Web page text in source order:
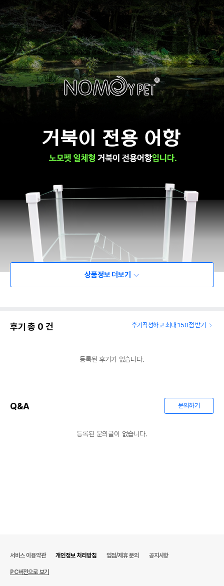
상품정보 더보기
후기 총 0 건 후기작성하고 최대 150점 받기
등록된 후기가 없습니다.
Q&A 문의하기
등록된 문의글이 없습니다.
서비스 이용약관 개인정보 처리방침 입점/제휴 문의 공지사항
PC버전으로 보기